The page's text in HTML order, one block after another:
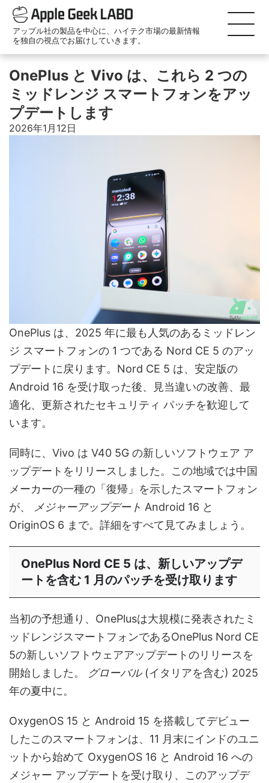
アップル社の製品を中心に、ハイテク市場の最新情報
を独自の視点でお届けしていきます。
OnePlus と Vivo は、これら 2 つの
ミッドレンジ スマートフォンをアッ
プデートします
2026年1月12日
OnePlus は、2025 年に最も人気のあるミッドレン
ジ スマートフォンの 1 つである Nord CE 5 のアッ
プデートに戻ります。Nord CE 5 は、安定版の
Android 16 を受け取った後、見当違いの改善、最
適化、更新されたセキュリティ パッチを歓迎して
います。
同時に、Vivo は V40 5G の新しいソフトウェア ア
ップデートをリリースしました。この地域では中国
メーカーの一種の「復帰」を示したスマートフォン
が、
メジャーアップデート Android 16 と
OriginOS 6 まで。詳細をすべて見てみましょう。
OnePlus Nord CE 5 は、新しいアップデ
ートを含む 1 月のパッチを受け取ります
当初の予想通り、OnePlusは大規模に発表されたミ
ッドレンジスマートフォンであるOnePlus Nord CE
5の新しいソフトウェアアップデートのリリースを
開始しました。
グローバル(イタリアを含む) 2025
年の夏中に。
OxygenOS 15 と Android 15 を搭載してデビュー
したこのスマートフォンは、11 月末にインドのユニ
ットから始めて OxygenOS 16 と Android 16 への
メジャー アップデートを受け取り、このアップデ